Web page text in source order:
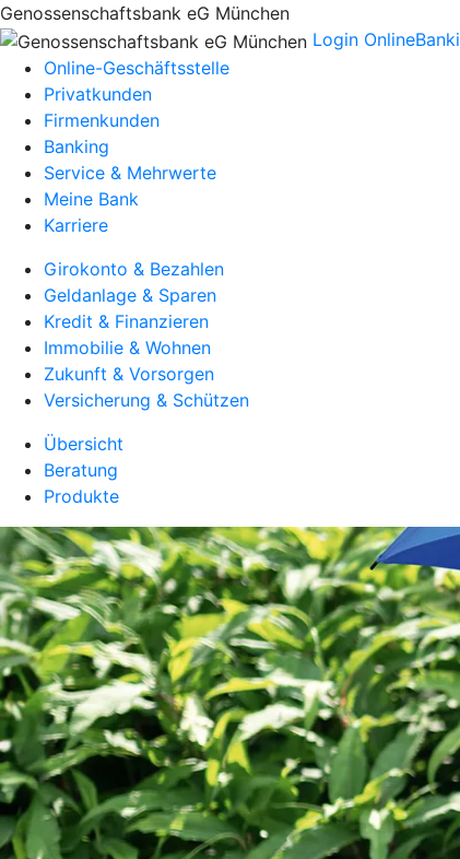
Genossenschaftsbank eG München
Login
Online-Geschäftsstelle
Privatkunden
Firmenkunden
Banking
Service & Mehrwerte
Meine Bank
Karriere
Girokonto & Bezahlen
Geldanlage & Sparen
Kredit & Finanzieren
Immobilie & Wohnen
Zukunft & Vorsorgen
Versicherung & Schützen
Übersicht
Beratung
Produkte